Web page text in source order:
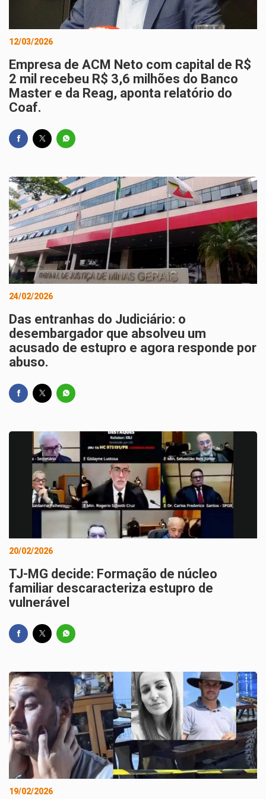
12/03/2026
Empresa de ACM Neto com capital de R$
2 mil recebeu R$ 3,6 milhões do Banco
Master e da Reag, aponta relatório do
Coaf.
24/02/2026
Das entranhas do Judiciário: o
desembargador que absolveu um
acusado de estupro e agora responde por
abuso.
20/02/2026
TJ-MG decide: Formação de núcleo
familiar descaracteriza estupro de
vulnerável
19/02/2026